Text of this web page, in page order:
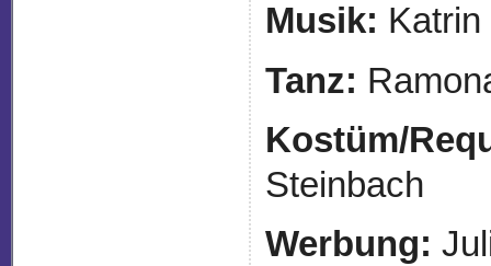
Musik:
Tanz:
Kostüm/
Steinbach
Werbung: